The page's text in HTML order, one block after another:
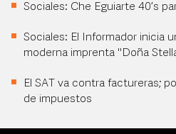
Sociales: Che Eguiarte 40’s
Sociales: El Informador inicia
moderna imprenta "Doña
El SAT va contra factureras;
de impuestos